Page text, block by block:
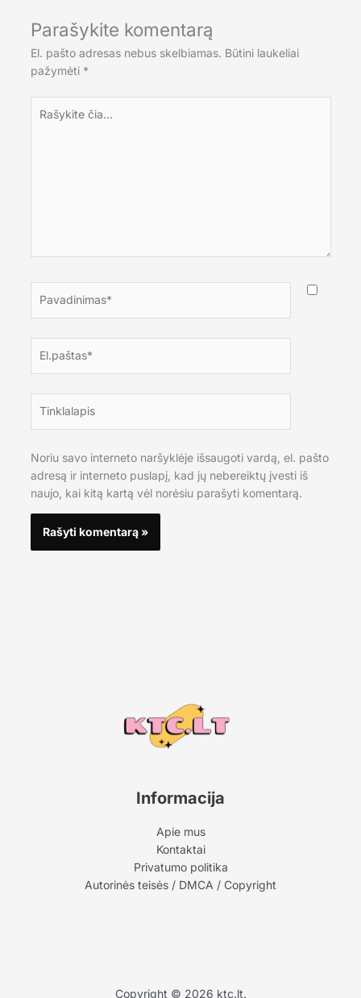
Parašykite komentarą
El. pašto adresas nebus skelbiamas. Būtini laukeliai
pažymėti *
čia...
Noriu savo interneto naršyklėje išsaugoti vardą, el. pašto
adresą ir interneto puslapį, kad jų nebereiktų įvesti iš
naujo, kai kitą kartą vėl norėsiu parašyti komentarą.
Informacija
Apie mus
Kontaktai
Privatumo politika
Autorinės teisės / DMCA / Copyright
Copyright © 2026 ktc.lt.